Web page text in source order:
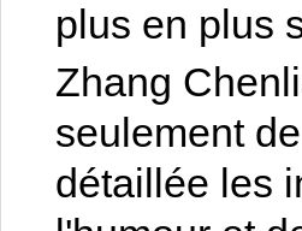
plus en plus
Zhang
seulement
détaillée les